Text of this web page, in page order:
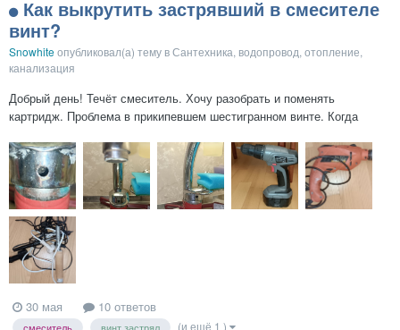
Как выкрутить застрявший в смесителе
винт?
Snowhiteопубликовал(а) тему вСантехника, водопровод, отопление,
канализация
Добрый день! Течёт смеситель. Хочу разобрать и поменять
картридж. Проблема в прикипевшем шестигранном винте. Когда
несколько раз брызгала WD-40 и лимонной кислотой поочереди и
оставляла на длительное время. Не откручивается совсе...
30 мая 10 ответов
смеситель винт застрял (и ещё 1 )